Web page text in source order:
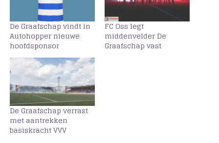
De Graafschap vindt in
Autohopper nieuwe
hoofdsponsor
FC Oss legt
middenvelder De
Graafschap vast
De Graafschap verrast
met aantrekken
basiskracht VVV